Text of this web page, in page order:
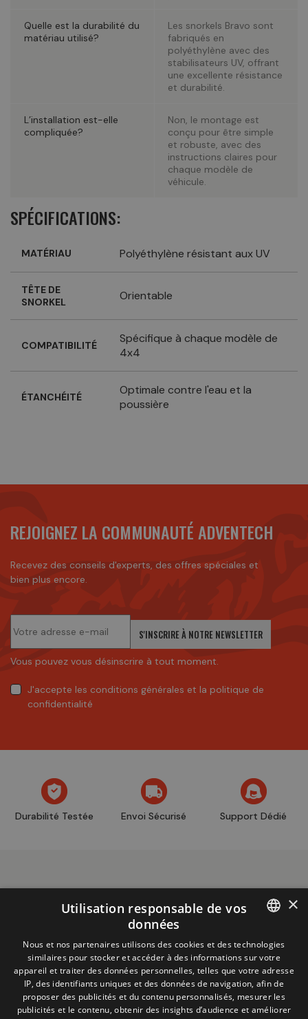
Quelle est la durabilité du
matériau utilisé?
Les snorkels Bravo sont
fabriqués en
polyéthylène avec des
stabilisateurs UV, offrant
une excellente résistance
et durabilité.
L’installation est-elle
compliquée?
Non, le montage est
conçu pour être simple
et robuste, avec des
instructions claires pour
chaque modèle de
véhicule.
SPÉCIFICATIONS:
MATÉRIAU Polyéthylène résistant aux UV
TÊTE DE
SNORKEL
Orientable
COMPATIBILITÉ
Spécifique à chaque modèle de
4x4
ÉTANCHÉITÉ
Optimale contre l'eau et la
poussière
REJOIGNEZ LA COMMUNAUTÉ ADVENTECH
Recevez des conseils d'experts, des offres spéciales et
bien plus encore.
S'INSCRIRE À NOTRE NEWSLETTER
Vous pouvez vous désinscrire à tout moment.
J'accepte les conditions générales et la politique de
confidentialité
Durabilité Testée Envoi Sécurisé Support Dédié
MENU
boutique
+32 (0)2 704 93 20
store@adventech.be
Mercuriusstraat 24 - 1930 Zaventem
FRENCH
×
Utilisation responsable de vos
données
Nous et nos partenaires utilisons des cookies et des technologies
similaires pour stocker et accéder à des informations sur votre
appareil et traiter des données personnelles, telles que votre adresse
IP, des identifiants uniques et des données de navigation, afin de
proposer des publicités et du contenu personnalisés, mesurer les
publicités et le contenu, obtenir des insights d’audience et améliorer